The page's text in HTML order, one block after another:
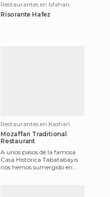
Restaurantes en Isfahan
Risorante Hafez
Restaurantes en Kashan
Mozaffari Traditional
Restaurant
A unos pasos de la famosa
Casa Histórica Tabatabayis
nos hemos sumergido en